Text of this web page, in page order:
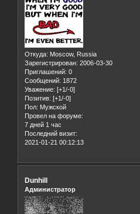
Откуда: Moscow, Russia
Зарегистрирован: 2006-03-30
Приглашений: 0
Сообщений: 1872
Уважение: [+1/-0]
Позитив: [+1/-0]
Пол: Мужской
Провел на форуме:
7 дней 1 час
Последний визит:
2021-01-21 00:12:13
Dunhill
Администратор